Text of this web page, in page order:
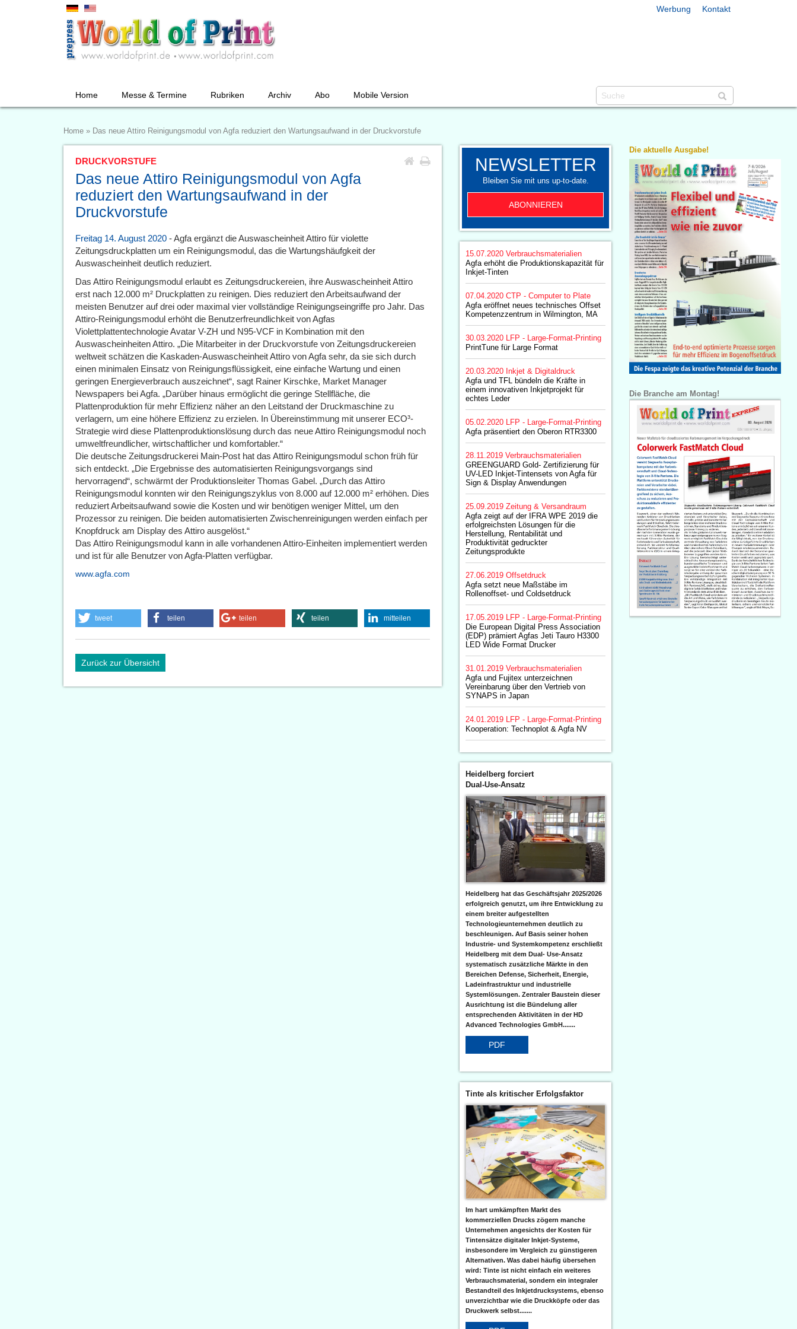
Werbung Kontakt
Home Messe & Termine Rubriken Archiv Abo Mobile Version
Home » Das neue Attiro Reinigungsmodul von Agfa reduziert den Wartungsaufwand in der Druckvorstufe
DRUCKVORSTUFE
Das neue Attiro Reinigungsmodul von Agfa
reduziert den Wartungsaufwand in der
Druckvorstufe
Freitag 14. August 2020 - Agfa ergänzt die Auswascheinheit Attiro für violette
Zeitungsdruckplatten um ein Reinigungsmodul, das die Wartungshäufgkeit der
Auswascheinheit deutlich reduziert.
Das Attiro Reinigungsmodul erlaubt es Zeitungsdruckereien, ihre Auswascheinheit Attiro
erst nach 12.000 m² Druckplatten zu reinigen. Dies reduziert den Arbeitsaufwand der
meisten Benutzer auf drei oder maximal vier vollständige Reinigungseingriffe pro Jahr. Das
Attiro-Reinigungsmodul erhöht die Benutzerfreundlichkeit von Agfas
Violettplattentechnologie Avatar V-ZH und N95-VCF in Kombination mit den
Auswascheinheiten Attiro. „Die Mitarbeiter in der Druckvorstufe von Zeitungsdruckereien
weltweit schätzen die Kaskaden-Auswascheinheit Attiro von Agfa sehr, da sie sich durch
einen minimalen Einsatz von Reinigungsflüssigkeit, eine einfache Wartung und einen
geringen Energieverbrauch auszeichnet“, sagt Rainer Kirschke, Market Manager
Newspapers bei Agfa. „Darüber hinaus ermöglicht die geringe Stellfläche, die
Plattenproduktion für mehr Effizienz näher an den Leitstand der Druckmaschine zu
verlagern, um eine höhere Effizienz zu erzielen. In Übereinstimmung mit unserer ECO³-
Strategie wird diese Plattenproduktionslösung durch das neue Attiro Reinigungsmodul noch
umweltfreundlicher, wirtschaftlicher und komfortabler.“
Die deutsche Zeitungsdruckerei Main-Post hat das Attiro Reinigungsmodul schon früh für
sich entdeckt. „Die Ergebnisse des automatisierten Reinigungsvorgangs sind
hervorragend“, schwärmt der Produktionsleiter Thomas Gabel. „Durch das Attiro
Reinigungsmodul konnten wir den Reinigungszyklus von 8.000 auf 12.000 m² erhöhen. Dies
reduziert Arbeitsaufwand sowie die Kosten und wir benötigen weniger Mittel, um den
Prozessor zu reinigen. Die beiden automatisierten Zwischenreinigungen werden einfach per
Knopfdruck am Display des Attiro ausgelöst.“
Das Attiro Reinigungsmodul kann in alle vorhandenen Attiro-Einheiten implementiert werden
und ist für alle Benutzer von Agfa-Platten verfügbar.
www.agfa.com
tweet teilen teilen teilen mitteilen
Zurück zur Übersicht
NEWSLETTER
Bleiben Sie mit uns up-to-date.
ABONNIEREN
15.07.2020 Verbrauchsmaterialien
Agfa erhöht die Produktionskapazität für
Inkjet-Tinten
07.04.2020 CTP - Computer to Plate
Agfa eröffnet neues technisches Offset
Kompetenzzentrum in Wilmington, MA
30.03.2020
LFP - Large-Format-Printing
PrintTune für Large Format
20.03.2020 Inkjet & Digitaldruck
Agfa und TFL bündeln die Kräfte in
einem innovativen Inkjetprojekt für
echtes Leder
05.02.2020
LFP - Large-Format-Printing
Agfa präsentiert den Oberon RTR3300
28.11.2019 Verbrauchsmaterialien
GREENGUARD Gold- Zertifizierung für
UV-LED Inkjet-Tintensets von Agfa für
Sign & Display Anwendungen
25.09.2019 Zeitung & Versandraum
Agfa zeigt auf der IFRA WPE 2019 die
erfolgreichsten Lösungen für die
Herstellung, Rentabilität und
Produktivität gedruckter
Zeitungsprodukte
27.06.2019 Offsetdruck
Agfa setzt neue Maßstäbe im
Rollenoffset- und Coldsetdruck
17.05.2019
LFP - Large-Format-Printing
Die European Digital Press Association
(EDP) prämiert Agfas Jeti Tauro H3300
LED Wide Format Drucker
31.01.2019 Verbrauchsmaterialien
Agfa und Fujitex unterzeichnen
Vereinbarung über den Vertrieb von
SYNAPS in Japan
24.01.2019
LFP - Large-Format-Printing
Kooperation: Technoplot & Agfa NV
Heidelberg forciert
Dual-Use-Ansatz
Heidelberg hat das Geschäftsjahr 2025/2026
erfolgreich genutzt, um ihre Entwicklung zu
einem breiter aufgestellten
Technologieunternehmen deutlich zu
beschleunigen. Auf Basis seiner hohen
Industrie- und Systemkompetenz erschließt
Heidelberg mit dem Dual- Use-Ansatz
systematisch zusätzliche Märkte in den
Bereichen Defense, Sicherheit, Energie,
Ladeinfrastruktur und industrielle
Systemlösungen. Zentraler Baustein dieser
Ausrichtung ist die Bündelung aller
entsprechenden Aktivitäten in der HD
Advanced Technologies GmbH.......
PDF
Tinte als kritischer Erfolgsfaktor
Im hart umkämpften Markt des
kommerziellen Drucks zögern manche
Unternehmen angesichts der Kosten für
Tintensätze digitaler Inkjet-Systeme,
insbesondere im Vergleich zu günstigeren
Alternativen. Was dabei häufig übersehen
wird: Tinte ist nicht einfach ein weiteres
Verbrauchsmaterial, sondern ein integraler
Bestandteil des Inkjetdrucksystems, ebenso
unverzichtbar wie die Druckköpfe oder das
Druckwerk selbst.......
Die aktuelle Ausgabe!
Die Branche am Montag!